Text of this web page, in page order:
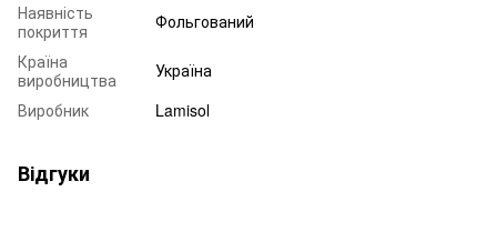
Наявність
покриття
Фольгований
Країна
виробництва
Україна
Виробник
Lamisol
Відгуки